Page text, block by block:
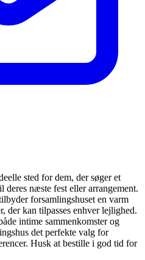
sted for dem, der søger et
næste fest eller arrangement.
forsamlingshuset en varm
der kan tilpasses enhver lejlighed.
intime sammenkomster og
det perfekte valg for
Husk at bestille i god tid for